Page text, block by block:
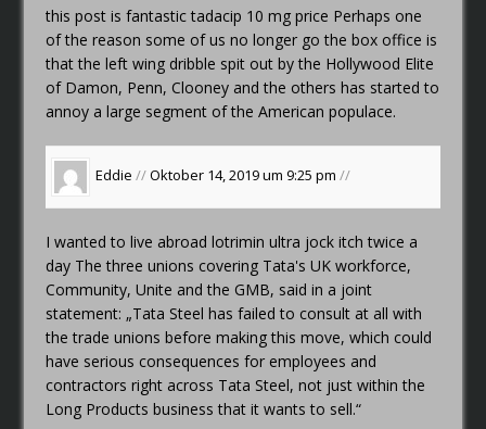
this post is fantastictadacip 10 mg price Perhaps one
of the reason some of us no longer go the box office is
that the left wing dribble spit out by the Hollywood Elite
of Damon, Penn, Clooney and the others has started to
annoy a large segment of the American populace.
Eddie //Oktober 14, 2019 um 9:25 pm//
I wanted to live abroadlotrimin ultra jock itch twice a
day The three unions covering Tata's UK workforce,
Community, Unite and the GMB, said in a joint
statement: „Tata Steel has failed to consult at all with
the trade unions before making this move, which could
have serious consequences for employees and
contractors right across Tata Steel, not just within the
Long Products business that it wants to sell.“